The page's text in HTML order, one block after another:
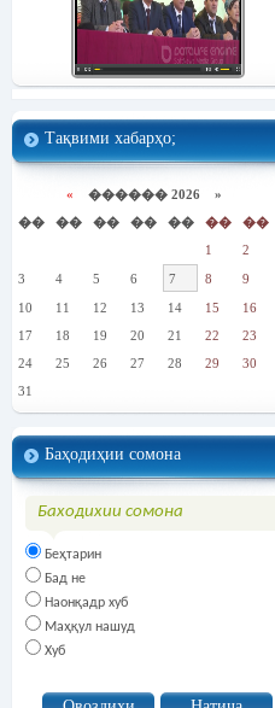
Тақвими хабарҳо;
« ������ 2026 »
��
�� �� �� �� ��
��
1
2
3
4 5 6 7 8
9
10
11 12 13 14 15
16
17
18 19 20 21 22
23
24
25 26 27 28 29
30
31
Баҳодиҳии сомона
Баходихии сомона
Беҳтарин
Бад не
Наонқадр хуб
Маҳқул нашуд
Хуб